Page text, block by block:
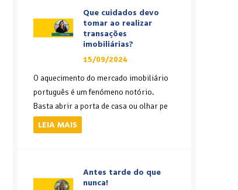
Que cuidados devo
tomar ao realizar
transações
imobiliárias?
15/09/2024
O aquecimento do mercado imobiliário
português é um fenómeno notório.
Basta abrir a porta de casa ou olhar pe
LEIA MAIS
Antes tarde do que
nunca!